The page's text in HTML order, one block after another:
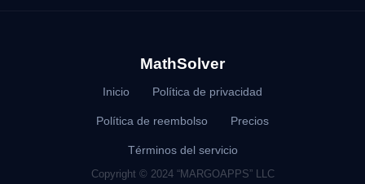
MathSolver
Inicio Política de privacidad
Política de reembolso Precios
Términos del servicio
Copyright © 2024 “MARGOAPPS” LLC